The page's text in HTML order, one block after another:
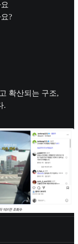
?
확산되는 구조,
.